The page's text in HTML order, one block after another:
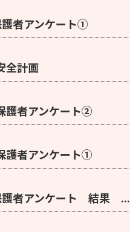
者アンケート①
全計画
者アンケート②
者アンケート①
者アンケート 結果 ...